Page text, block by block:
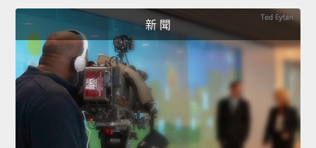
新 聞